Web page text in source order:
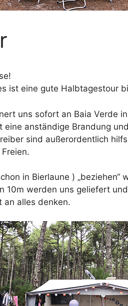
ist eine gute Halbtagestour
uns sofort an Baia Verde
anständige Brandung
sind außerordentlich
in Bierlaune )
werden uns geliefert
an alles denken.